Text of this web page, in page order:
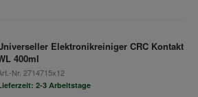
Elektronikreiniger CRC Kontakt
400ml
Nr. 2714715x12
2-3 Arbeitstage